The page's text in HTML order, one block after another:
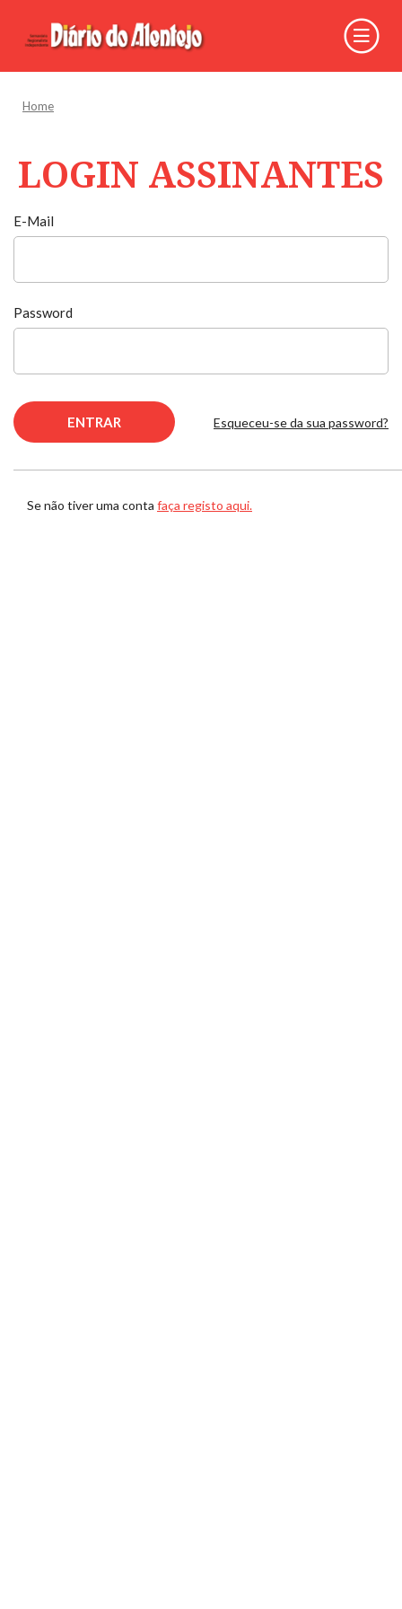
Home
LOGIN ASSINANTES
E-Mail
Password
Esqueceu-se da sua password?
Se não tiver uma conta faça registo aqui.